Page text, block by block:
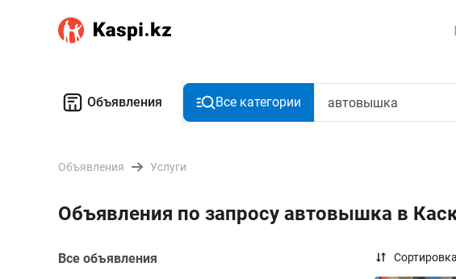
Объявления Все категории
Объявления Услуги
Объявления по запросу автовышка в
Все объявления
Сортировка